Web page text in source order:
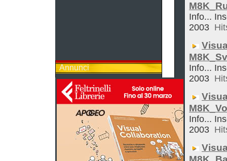
Annunci
Info...
2003
Info...
2003
Info...
2003